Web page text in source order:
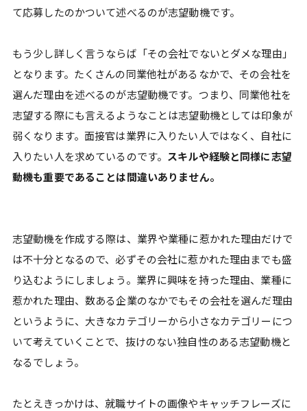
て応募したのかついて述べるのが志望動機です。
もう少し詳しく言うならば「その会社でないとダメな理由」
となります。たくさんの同業他社があるなかで、その会社を
選んだ理由を述べるのが志望動機です。つまり、同業他社を
志望する際にも言えるようなことは志望動機としては印象が
弱くなります。面接官は業界に入りたい人ではなく、自社に
入りたい人を求めているのです。 スキルや経験と同様に志望
動機も重要であることは間違いありません。
志望動機を作成する際は、業界や業種に惹かれた理由だけで
は不十分となるので、必ずその会社に惹かれた理由までも盛
り込むようにしましょう。業界に興味を持った理由、業種に
惹かれた理由、数ある企業のなかでもその会社を選んだ理由
というように、大きなカテゴリーから小さなカテゴリーにつ
いて考えていくことで、抜けのない独自性のある志望動機と
なるでしょう。
たとえきっかけは、就職サイトの画像やキャッチフレーズに